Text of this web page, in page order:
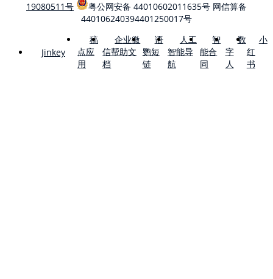
19080511号
粤公网安备 44010602011635号 网信算备
440106240394401250017号
Jinkey
稿
点应
用
企业微
信帮助文
档
语
鹦短
链
人工
智能导
航
智
能合
同
数
字
人
小
红
书